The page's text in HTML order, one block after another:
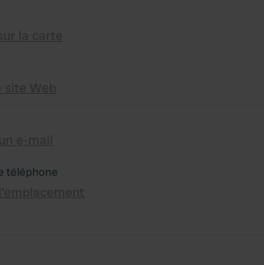
téléphone